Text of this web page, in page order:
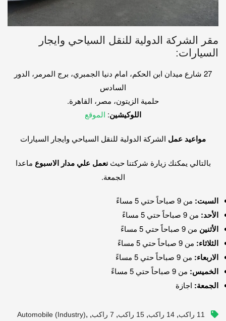
مقر الشركة الدولية للنقل السياحي وايجار
السيارات:
27 شارع ميدان ابن الحكم، امام دنيا الجمبري، برج المرمر، الدور
السادس
حلمية الزيتون، مصر، القاهرة.
اللوكيشين: الموقع
مواعيد عمل الشركة الدولية للنقل السياحي وايجار السيارات
بالتالي يمكنك زيارة شركتنا حيثنعمل علي مدار الاسبوع ماعدا
الجمعة.
السبت: من 9 صباحاً حتي 5 مساءً
الأحد: من 9 صباحاً حتي 5 مساءً
الأثنين من 9 صباحاً حتي 5 مساءً
الثلاثاء: من 9 صباحاً حتي 5 مساءً
الاربعاء: من 9 صباحاً حتي 5 مساءً
الخميس: من 9 صباحاً حتي 5 مساءً
الجمعة: اجازة
11 راكب , 14 راكب , 15 راكب , 7 راكب ,
Automobile (industry),